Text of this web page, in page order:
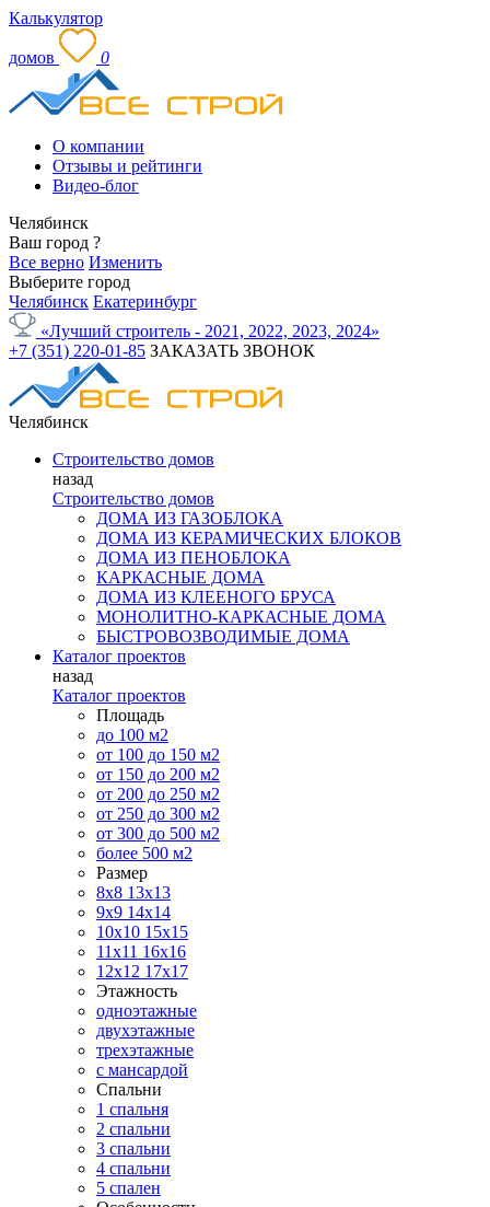
Калькулятор
домов 0
О компании
Отзывы и рейтинги
Видео-блог
Челябинск
Ваш город ?
Все верно Изменить
Выберите город
Челябинск Екатеринбург
«Лучший строитель - 2021, 2022, 2023, 2024»
+7 (351) 220-01-85 ЗАКАЗАТЬ ЗВОНОК
Челябинск
Строительство домов
назад
Строительство домов
ДОМА ИЗ ГАЗОБЛОКА
ДОМА ИЗ КЕРАМИЧЕСКИХ БЛОКОВ
ДОМА ИЗ ПЕНОБЛОКА
КАРКАСНЫЕ ДОМА
ДОМА ИЗ КЛЕЕНОГО БРУСА
МОНОЛИТНО-КАРКАСНЫЕ ДОМА
БЫСТРОВОЗВОДИМЫЕ ДОМА
Каталог проектов
назад
Каталог проектов
Площадь
до 100 м2
от 100 до 150 м2
от 150 до 200 м2
от 200 до 250 м2
от 250 до 300 м2
от 300 до 500 м2
более 500 м2
Размер
8х8 13х13
9х9 14х14
10х10 15х15
11x11 16х16
12х12 17х17
Этажность
одноэтажные
двухэтажные
трехэтажные
с мансардой
Спальни
1 спальня
2 спальни
3 спальни
4 спальни
5 спален